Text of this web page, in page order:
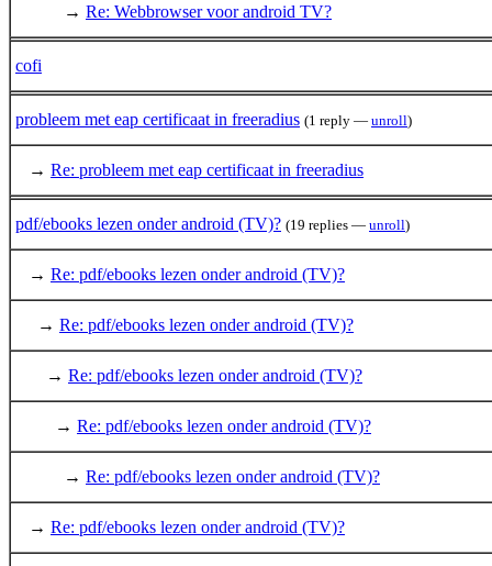
→ Re: Webbrowser voor android TV?
cofi
probleem met eap certificaat in freeradius (1 reply — unroll)
→ Re: probleem met eap certificaat in freeradius
pdf/ebooks lezen onder android (TV)? (19 replies — unroll)
→ Re: pdf/ebooks lezen onder android (TV)?
→ Re: pdf/ebooks lezen onder android (TV)?
→ Re: pdf/ebooks lezen onder android (TV)?
→ Re: pdf/ebooks lezen onder android (TV)?
→ Re: pdf/ebooks lezen onder android (TV)?
→ Re: pdf/ebooks lezen onder android (TV)?